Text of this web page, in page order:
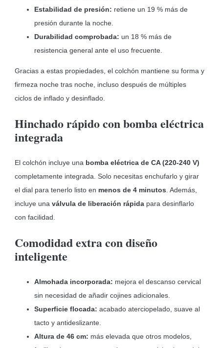
Estabilidad de presión: retiene un 19 % más de
presión durante la noche.
Durabilidad comprobada: un 18 % más de
resistencia general ante el uso frecuente.
Gracias a estas propiedades, el colchón mantiene su forma y
firmeza noche tras noche, incluso después de múltiples
ciclos de inflado y desinflado.
Hinchado rápido con bomba eléctrica
integrada
El colchón incluye una bomba eléctrica de CA (220-240 V)
completamente integrada. Solo necesitas enchufarlo y girar
el dial para tenerlo listo en menos de 4 minutos . Además,
incluye una válvula de liberación rápidapara desinflarlo
con facilidad.
Comodidad extra con diseño
inteligente
Almohada incorporada: mejora el descanso cervical
sin necesidad de añadir cojines adicionales.
Superficie flocada: acabado aterciopelado, suave al
tacto y antideslizante.
Altura de 46 cm: más elevada que otros modelos,